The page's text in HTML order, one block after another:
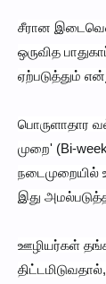
சீரான
ஒருவித
ஏற்படுத்தும்
பொருளாதார
முறை' (Bi-
நடைமுறையில்
இது
ஊழியர்கள்